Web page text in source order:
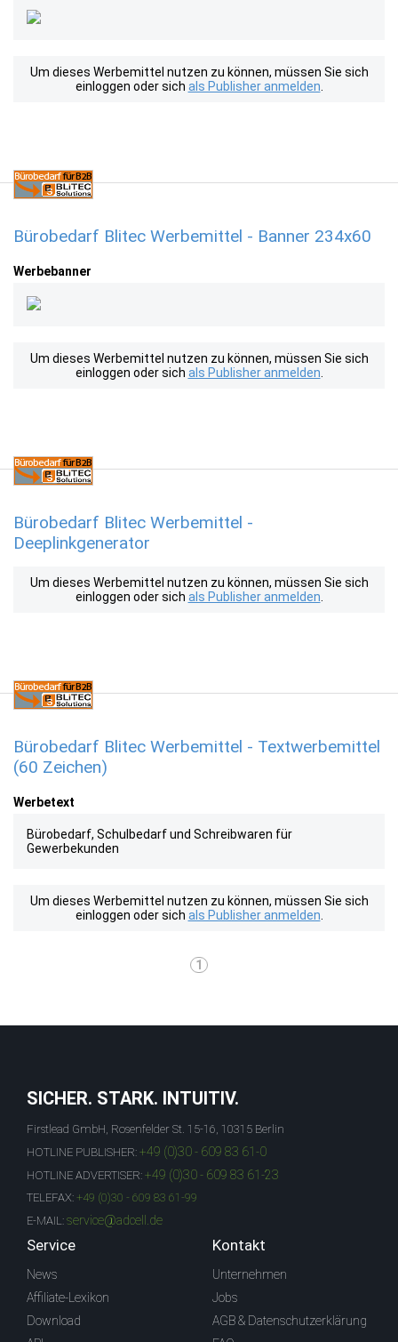
Um dieses Werbemittel nutzen zu können, müssen Sie sich
einloggen oder sich als Publisher anmelden
Bürobedarf Blitec Werbemittel - Banner 234x60
Werbebanner
Um dieses Werbemittel nutzen zu können, müssen Sie sich
einloggen oder sich als Publisher anmelden
Bürobedarf Blitec Werbemittel -
Deeplinkgenerator
Um dieses Werbemittel nutzen zu können, müssen Sie sich
einloggen oder sich als Publisher anmelden
Bürobedarf Blitec Werbemittel - Textwerbemittel
(60 Zeichen)
Werbetext
Bürobedarf, Schulbedarf und Schreibwaren für
Gewerbekunden
Um dieses Werbemittel nutzen zu können, müssen Sie sich
einloggen oder sich als Publisher anmelden
1
SICHER. STARK. INTUITIV.
Firstlead GmbH, Rosenfelder St. 15-16, 10315 Berlin
HOTLINE PUBLISHER: +49 (0)30 - 609 83 61-0
HOTLINE ADVERTISER: +49 (0)30 - 609 83 61-23
TELEFAX: +49 (0)30 - 609 83 61-99
E-MAIL: service@adcell.de
Service
News
Affiliate-Lexikon
Download
Kontakt
Unternehmen
Jobs
AGB & Datenschutzerklärung